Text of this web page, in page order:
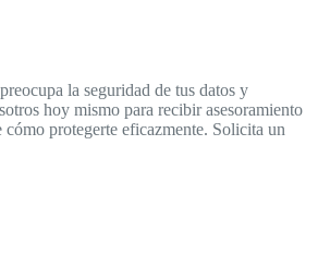
la seguridad de tus datos y
hoy mismo para recibir asesoramiento
protegerte eficazmente. Solicita un